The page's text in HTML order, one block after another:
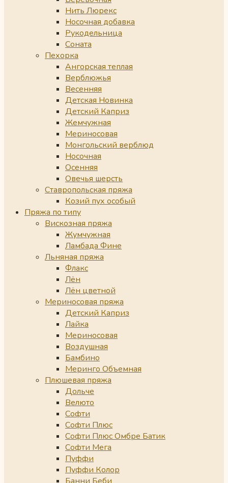
Нить Люрекс
Носочная добавка
Рукодельница
Соната
Пехорка
Ангорская теплая
Верблюжья
Весенняя
Детская Новинка
Детский Каприз
Жемчужная
Мериносовая
Монгольский верблюд
Носочная
Осенняя
Овечья шерсть
Ставропольская пряжа
Козий пух особый
Пряжа по типу
Вискозная пряжа
Жумчужная
Ламбада Фине
Льняная пряжа
Флакс
Лён
Лён цветной
Мериносовая пряжа
Детский Каприз
Лайка
Мериносовая
Воздушная
Бамбино
Меринго Объемная
Плюшевая пряжа
Дольче
Велюто
Софти
Софти Плюс
Софти Плюс Омбре Батик
Софти Мега
Пуффи
Пуффи Колор